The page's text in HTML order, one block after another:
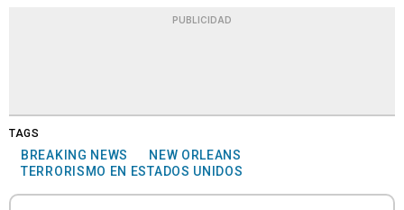
PUBLICIDAD
TAGS
BREAKING NEWS
NEW ORLEANS
TERRORISMO EN ESTADOS UNIDOS